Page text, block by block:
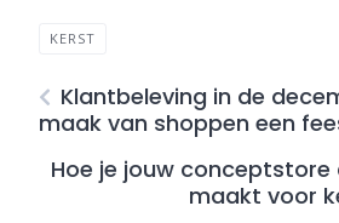
KERST
Klantbeleving in de
maak van shoppen een
Hoe je jouw conceptstore
maakt voor